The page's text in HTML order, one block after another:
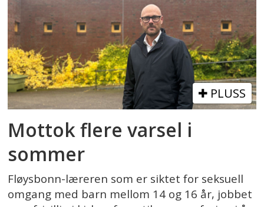
PLUSS
Mottok flere varsel i
sommer
Fløysbonn-læreren som er siktet for seksuell
omgang med barn mellom 14 og 16 år, jobbet